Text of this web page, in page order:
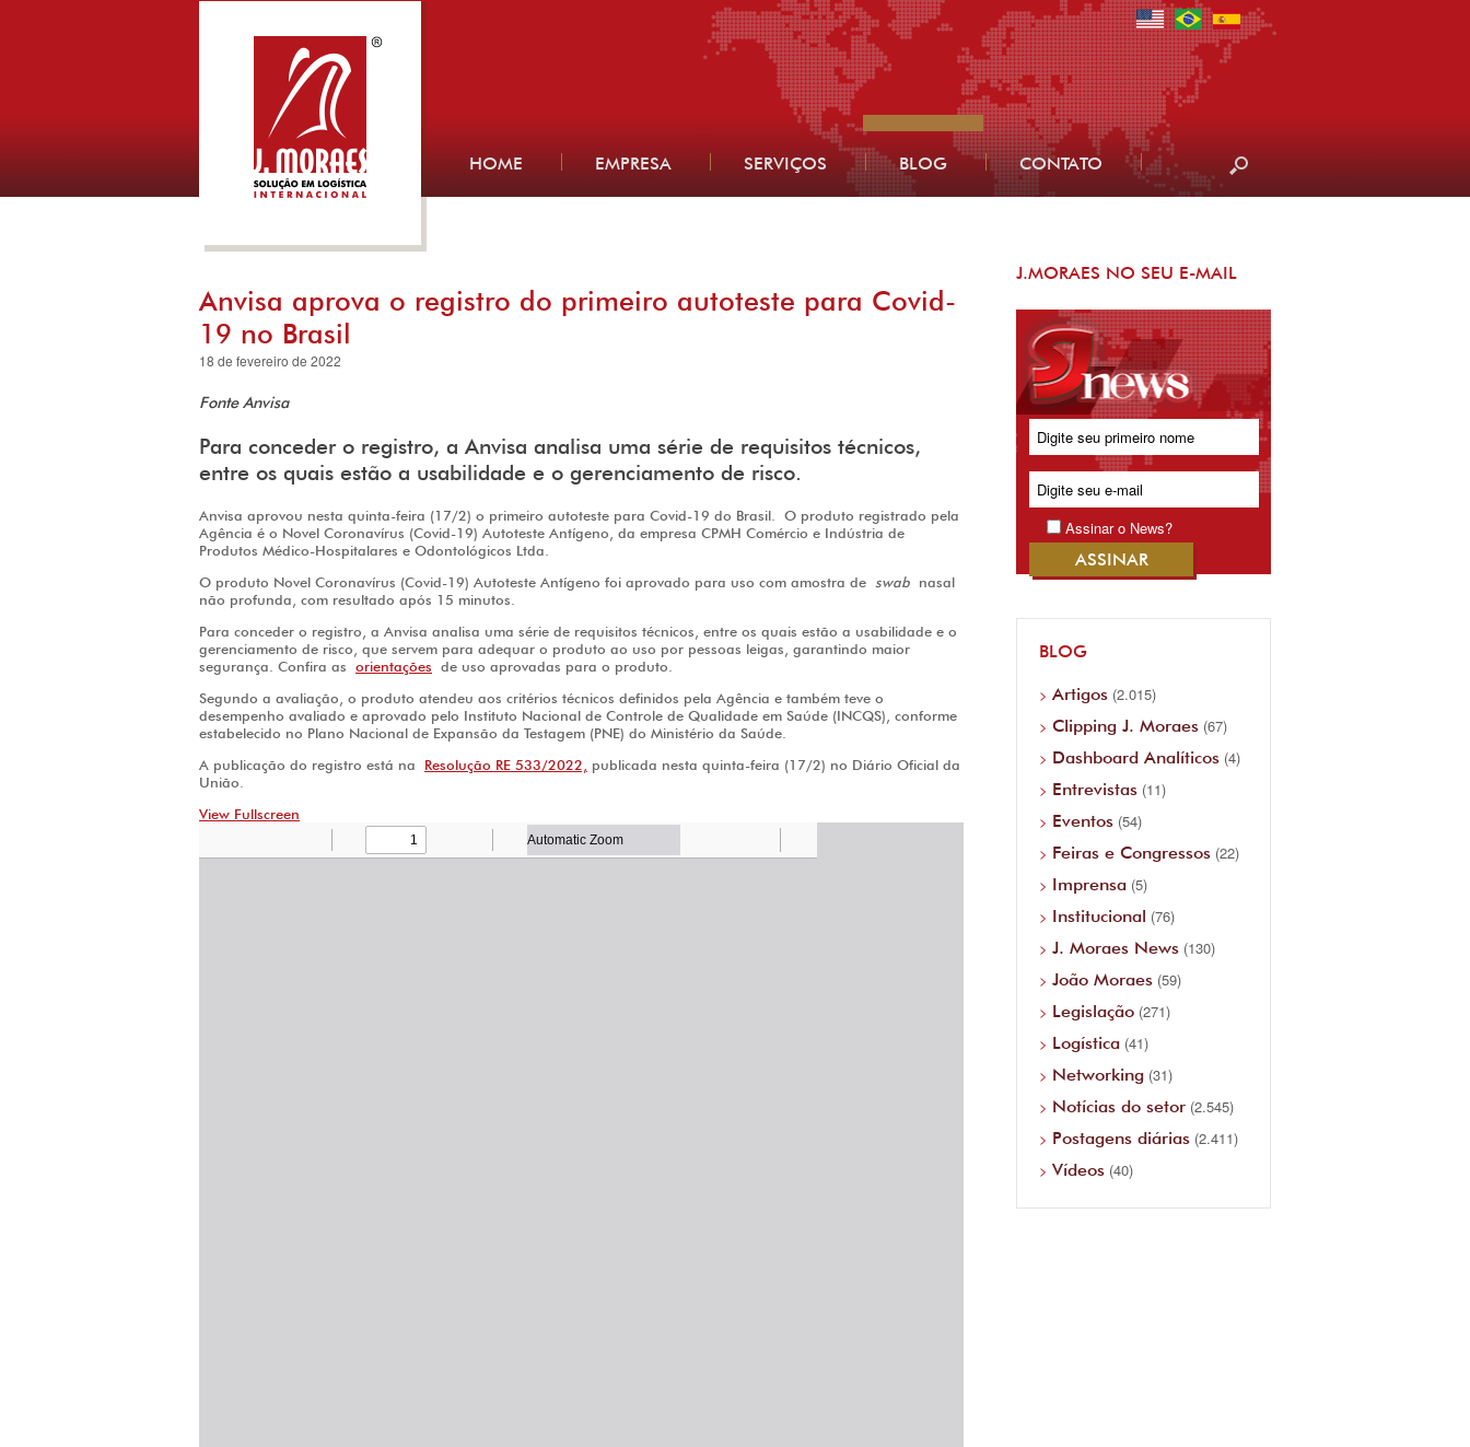
HOME EMPRESA SERVIÇOS BLOG CONTATO
Anvisa aprova o registro do primeiro autoteste para Covid-
19 no Brasil
18 de fevereiro de 2022
Fonte Anvisa
Para conceder o registro, a Anvisa analisa uma série de requisitos técnicos,
entre os quais estão a usabilidade e o gerenciamento de risco.
Anvisa aprovou nesta quinta-feira (17/2) o primeiro autoteste para Covid-19 do Brasil. O produto registrado pela
Agência é o Novel Coronavírus (Covid-19) Autoteste Antígeno, da empresa CPMH Comércio e Indústria de
Produtos Médico-Hospitalares e Odontológicos Ltda.
O produto Novel Coronavírus (Covid-19) Autoteste Antígeno foi aprovado para uso com amostra de swab nasal
não profunda, com resultado após 15 minutos.
Para conceder o registro, a Anvisa analisa uma série de requisitos técnicos, entre os quais estão a usabilidade e o
gerenciamento de risco, que servem para adequar o produto ao uso por pessoas leigas, garantindo maior
segurança. Confira as orientações de uso aprovadas para o produto.
Segundo a avaliação, o produto atendeu aos critérios técnicos definidos pela Agência e também teve o
desempenho avaliado e aprovado pelo Instituto Nacional de Controle de Qualidade em Saúde (INCQS), conforme
estabelecido no Plano Nacional de Expansão da Testagem (PNE) do Ministério da Saúde.
A publicação do registro está na Resolução RE 533/2022,
publicada nesta quinta-feira (17/2) no Diário Oficial da
União.
View Fullscreen
J.MORAES NO SEU E-MAIL
Assinar o News?
BLOG
Artigos (2.015)
Clipping J. Moraes (67)
Dashboard Analíticos (4)
Entrevistas (11)
Eventos (54)
Feiras e Congressos (22)
Imprensa (5)
Institucional (76)
J. Moraes News (130)
João Moraes (59)
Legislação (271)
Logística (41)
Networking (31)
Notícias do setor (2.545)
Postagens diárias (2.411)
Vídeos (40)